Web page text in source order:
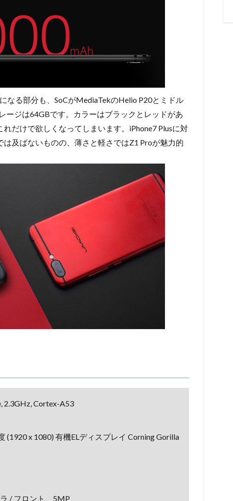
なる部分も、SoCがMediaTekのHelio P20とミドル
ージは64GBです。カラーはブラックとレッドがあ
だけで欲しくなってしまいます。iPhone7 Plusに対
及ばないものの、薄さと軽さではZ1 Proが魅力的
2.3GHz, Cortex-A53
(1920 x 1080) 有機ELディスプレイ Corning Gorilla
ラ / フロント 5MP